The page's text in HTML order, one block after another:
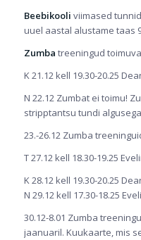
Beebikooli viimased
uuel aastal alustame taas
Zumba treeningud
K 21.12 kell 19.30-20.25
N 22.12 Zumbat ei toimu!
stripptantsu tundi
23.-26.12 Zumba
T 27.12 kell 18.30-19.25
K 28.12 kell 19.30-20.25
N 29.12 kell 17.30-18.25
30.12-8.01 Zumba
jaanuaril. Kuukaarte, mis